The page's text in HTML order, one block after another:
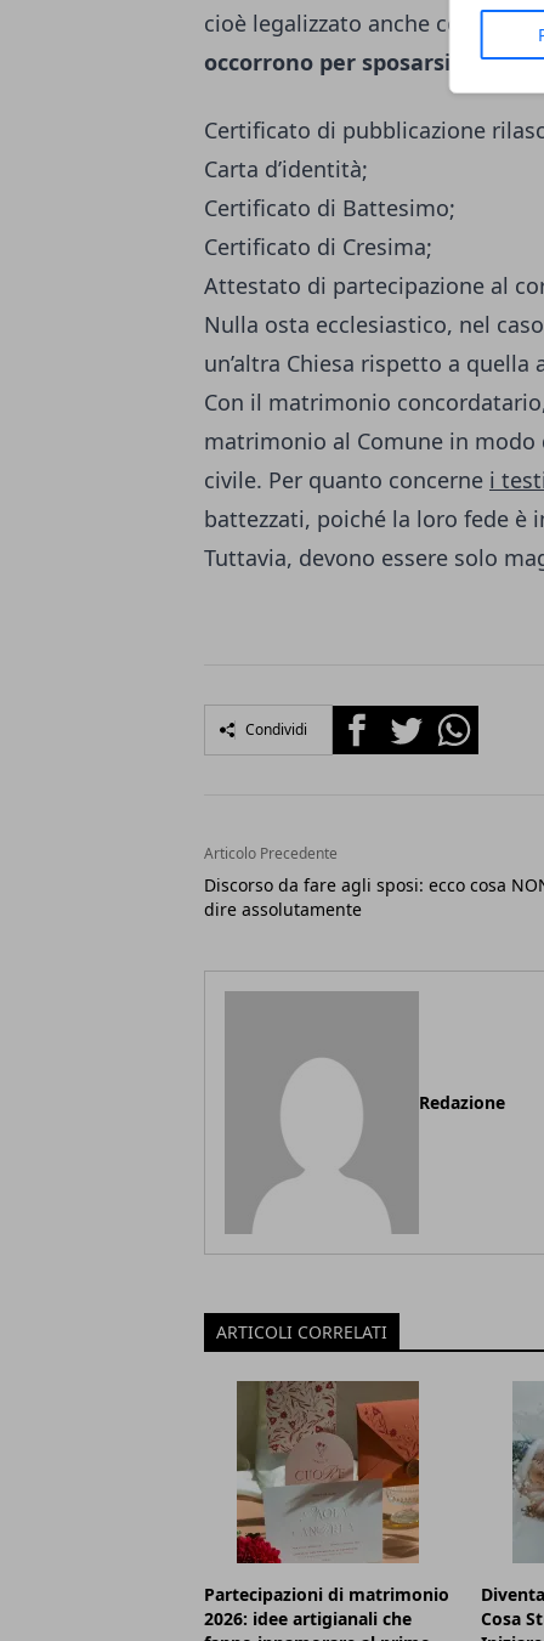
cioè legalizzato anche con
occorrono per sposarsi e
Certificato di pubblicazione
Carta d’identità;
Certificato di Battesimo;
Certificato di Cresima;
Attestato di partecipazione al
Nulla osta ecclesiastico, nel
un’altra Chiesa rispetto a quella
Con il matrimonio
matrimonio al Comune in modo
civile. Per quanto concerne i
battezzati, poiché la loro fede è
Tuttavia, devono essere solo
Condividi FacebookTwitterWhatsapp
Articolo Precedente
Discorso da fare agli sposi: ecco cosa
dire assolutamente
Redazione
ARTICOLI CORRELATI
Partecipazioni di matrimonio
2026: idee artigianali che
Cosa